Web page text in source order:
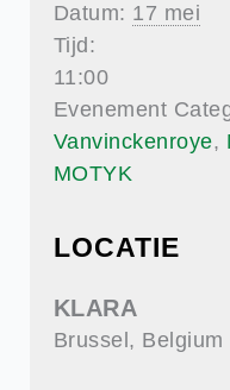
Datum: 17 mei
Tijd:
11:00
Evenement
Vanvinckenroye,
MOTYK
LOCATIE
KLARA
Brussel , Belgium